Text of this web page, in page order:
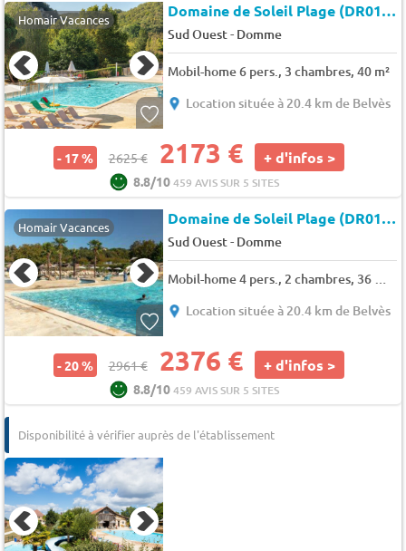
Homair Vacances Domaine de Soleil Plage (DR018)
Sud Ouest- Domme
Mobil-home 6 pers., 3 chambres, 40 m²
Location située à 20.4 km de Belvès
- 17 % 2625 € 2173 € + d'infos >
8.8/10459 AVIS SUR 5 SITES
Homair Vacances Domaine de Soleil Plage (DR018)
Sud Ouest- Domme
Mobil-home 4 pers., 2 chambres, 36 m² - 37 m²
Location située à 20.4 km de Belvès
- 20 % 2961 € 2376 € + d'infos >
8.8/10459 AVIS SUR 5 SITES
Disponibilité à vérifier auprès de l'établissement